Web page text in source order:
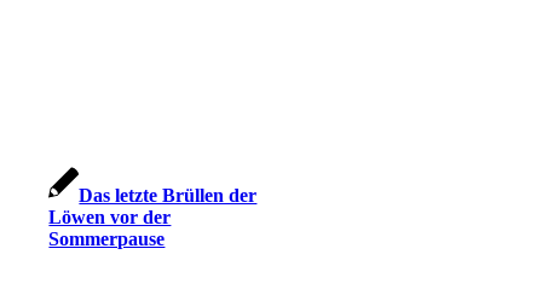
Das letzte Brüllen der
Löwen vor der
Sommerpause